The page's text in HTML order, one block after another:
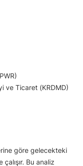
ve Ticaret (KRDMD)
göre gelecekteki
Bu analiz